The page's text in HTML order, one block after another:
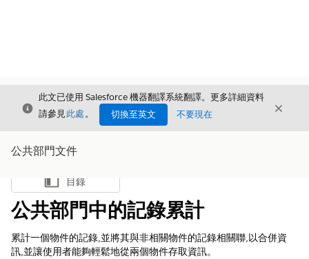
結束
此文已使用 Salesforce 機器翻譯系統翻譯。更多詳細資料
請參見此處。 切換至英文 不要現在 結束
公共部門文件
顯示目錄
目錄
公共部門中的記錄累計
累計一個物件的記錄,並將其與非相關物件的記錄相關聯,以合併資
訊,並讓使用者能夠輕鬆地從兩個物件存取資訊。